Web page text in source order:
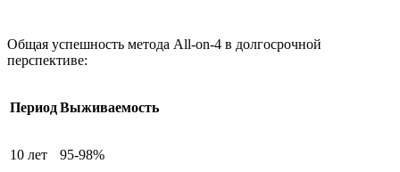
Общая успешность метода All-on-4 в долгосрочной
перспективе:
ПериодВыживаемость
10 лет 95-98%